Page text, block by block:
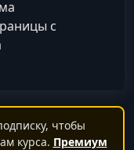
с
чтобы
курса. Премиум